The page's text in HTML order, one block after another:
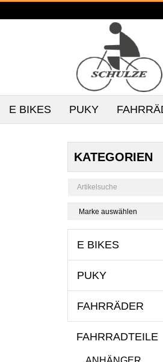
E BIKES PUKY
KATEGORIEN
E BIKES
PUKY
FAHRRÄDER
FAHRRADTEILE